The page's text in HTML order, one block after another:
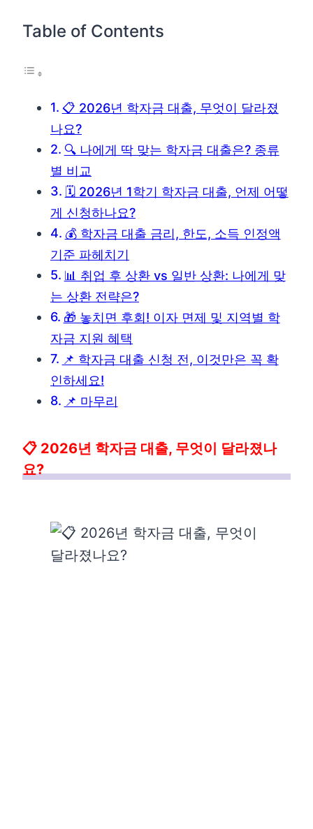
Table of Contents
📋 2026년 학자금 대출, 무엇이 달라졌
나요?
🔍 나에게 딱 맞는 학자금 대출은? 종류
별 비교
🗓️ 2026년 1학기 학자금 대출, 언제 어떻
게 신청하나요?
💰 학자금 대출 금리, 한도, 소득 인정액
기준 파헤치기
📊 취업 후 상환 vs 일반 상환: 나에게 맞
는 상환 전략은?
🎁 놓치면 후회! 이자 면제 및 지역별 학
자금 지원 혜택
📌 학자금 대출 신청 전, 이것만은 꼭 확
인하세요!
📌 마무리
📋 2026년 학자금 대출, 무엇이 달라졌나
요?